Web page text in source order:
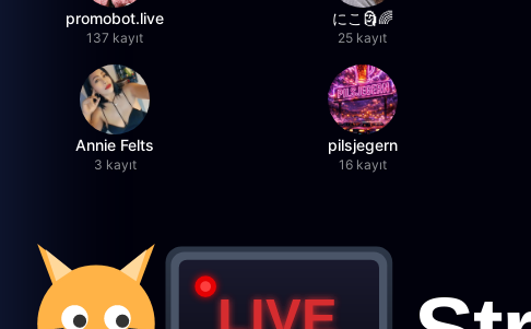
promobot.live
137 kayıt
にこ🗿🌈
25 kayıt
Annie Felts
3 kayıt
pilsjegern
16 kayıt